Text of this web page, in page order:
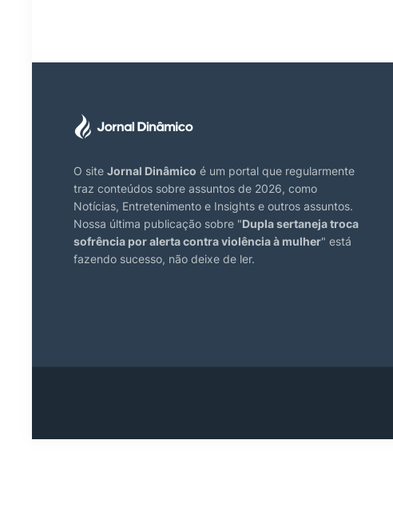
O site Jornal Dinâmico é um portal que regularmente
traz conteúdos sobre assuntos de 2026, como
Notícias, Entretenimento e Insights e outros assuntos.
Nossa última publicação sobre "Dupla sertaneja troca
sofrência por alerta contra violência à mulher" está
fazendo sucesso, não deixe de ler.